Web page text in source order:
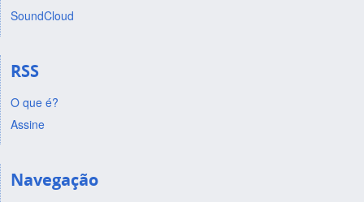
SoundCloud
RSS
O que é?
Assine
Navegação